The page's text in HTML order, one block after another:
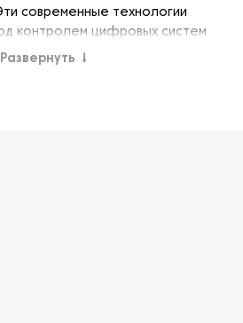
современные технологии
контролем цифровых систем
из машин линии обладает
Развернуть ↓